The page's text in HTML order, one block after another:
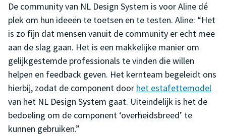
De community van NL Design System is voor Aline dé
plek om hun ideeën te toetsen en te testen. Aline: “Het
is zo fijn dat mensen vanuit de community er echt mee
aan de slag gaan. Het is een makkelijke manier om
gelijkgestemde professionals te vinden die willen
helpen en feedback geven. Het kernteam begeleidt ons
hierbij, zodat de component door het estafettemodel
van het NL Design System gaat. Uiteindelijk is het de
bedoeling om de component ‘overheidsbreed’ te
kunnen gebruiken.”